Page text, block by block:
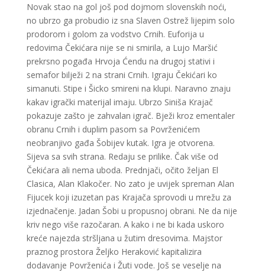
Novak stao na gol još pod dojmom slovenskih noći,
no ubrzo ga probudio iz sna Slaven Ostrež lijepim solo
prodorom i golom za vodstvo Crnih. Euforija u
redovima Čekićara nije se ni smirila, a Lujo Maršić
prekrsno pogađa Hrvoja Ćendu na drugoj stativi i
semafor bilježi 2 na strani Crnih. Igraju Čekićari ko
simanuti. Stipe i Šicko smireni na klupi. Naravno znaju
kakav igrački materijal imaju. Ubrzo Siniša Krajač
pokazuje zašto je zahvalan igrač. Bježi kroz ementaler
obranu Crnih i duplim pasom sa Povrženićem
neobranjivo gađa Šobijev kutak. Igra je otvorena.
Sijeva sa svih strana. Redaju se prilike. Čak više od
Čekićara ali nema uboda. Prednjači, očito željan El
Clasica, Alan Klakočer. No zato je uvijek spreman Alan
Fijucek koji izuzetan pas Krajača sprovodi u mrežu za
izjednačenje. Jadan Šobi u propusnoj obrani. Ne da nije
kriv nego više razočaran. A kako i ne bi kada uskoro
kreće najezda stršljana u žutim dresovima. Majstor
praznog prostora Željko Heraković kapitalizira
dodavanje Povrženića i Žuti vode. Još se veselje na